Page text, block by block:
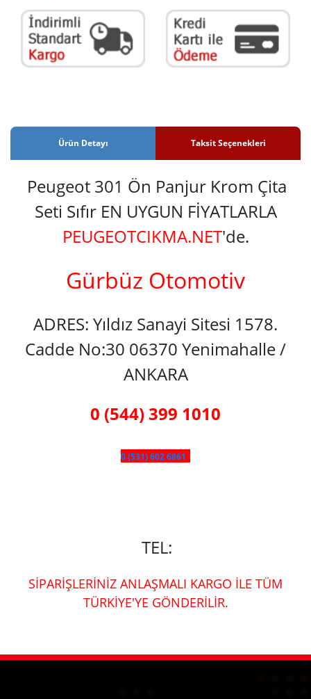
Ürün Detayı Taksit Seçenekleri
Peugeot 301 Ön Panjur Krom Çita
Seti Sıfır EN UYGUN FİYATLARLA
PEUGEOTCIKMA.NET'de.
Gürbüz Otomotiv
ADRES: Yıldız Sanayi Sitesi 1578.
Cadde No:30 06370 Yenimahalle /
ANKARA
0 (544) 399 1010
0 (531) 602 6861
TEL:
SİPARİŞLERİNİZ ANLAŞMALI KARGO İLE TÜM
TÜRKİYE'YE GÖNDERİLİR.